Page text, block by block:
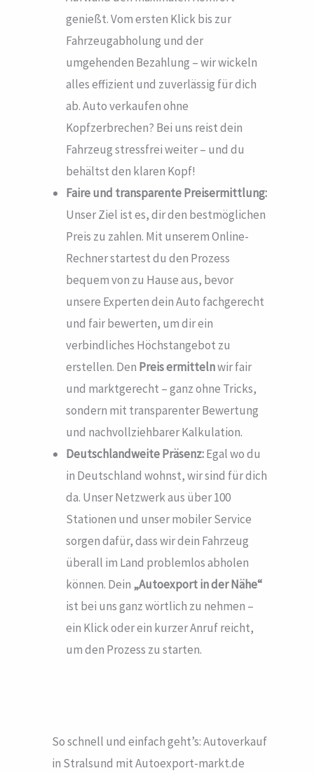
genießt. Vom ersten Klick bis zur
Fahrzeugabholung und der
umgehenden Bezahlung – wir wickeln
alles effizient und zuverlässig für dich
ab. Auto verkaufen ohne
Kopfzerbrechen? Bei uns reist dein
Fahrzeug stressfrei weiter – und du
behältst den klaren Kopf!
Faire und transparente Preisermittlung:
Unser Ziel ist es, dir den bestmöglichen
Preis zu zahlen. Mit unserem Online-
Rechner startest du den Prozess
bequem von zu Hause aus, bevor
unsere Experten dein Auto fachgerecht
und fair bewerten, um dir ein
verbindliches Höchstangebot zu
erstellen. Den Preis ermittelnwir fair
und marktgerecht – ganz ohne Tricks,
sondern mit transparenter Bewertung
und nachvollziehbarer Kalkulation.
Deutschlandweite Präsenz:Egal wo du
in Deutschland wohnst, wir sind für dich
da. Unser Netzwerk aus über 100
Stationen und unser mobiler Service
sorgen dafür, dass wir dein Fahrzeug
überall im Land problemlos abholen
können. Dein „Autoexport in der Nähe“
ist bei uns ganz wörtlich zu nehmen –
ein Klick oder ein kurzer Anruf reicht,
um den Prozess zu starten.
So schnell und einfach geht’s: Autoverkauf
in Stralsund mit Autoexport-markt.de